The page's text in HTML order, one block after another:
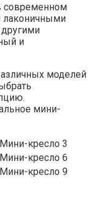
современном
лаконичными
и
моделей
мини-